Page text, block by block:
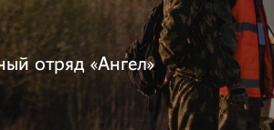
отряд «Ангел»